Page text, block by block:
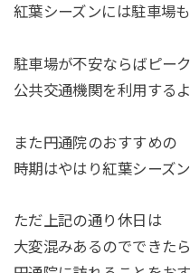
紅葉シーズンには駐車場
駐車場が不安ならばピー
公共交通機関を利用する
また円通院のおすすめの
時期はやはり紅葉シーズン
ただ上記の通り休日は
大変混みあるのでできた